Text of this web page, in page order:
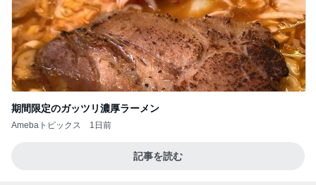
期間限定のガッツリ濃厚ラーメン
Amebaトピックス 1日前
記事を読む